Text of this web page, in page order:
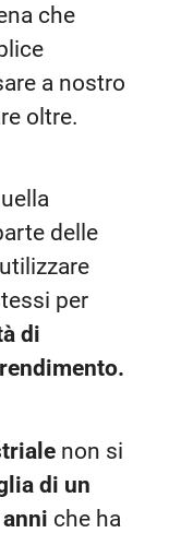
che
a nostro
oltre.
delle
per
di
non si
di un
che ha